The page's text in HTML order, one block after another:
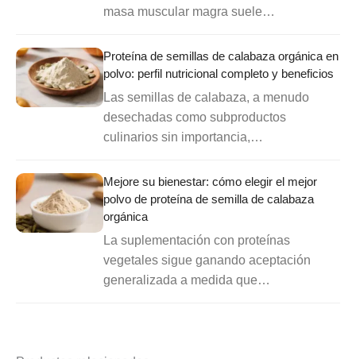
masa muscular magra suele…
Proteína de semillas de calabaza orgánica en
polvo: perfil nutricional completo y beneficios
Las semillas de calabaza, a menudo
desechadas como subproductos
culinarios sin importancia,…
Mejore su bienestar: cómo elegir el mejor
polvo de proteína de semilla de calabaza
orgánica
La suplementación con proteínas
vegetales sigue ganando aceptación
generalizada a medida que…